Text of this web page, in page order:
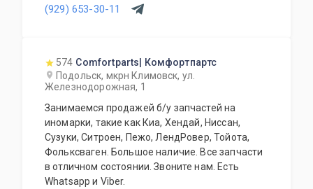
(929) 653-30-11
574 Comfortparts| Комфортпартс
Подольск, мкрн Климовск, ул.
Железнодорожная, 1
Занимаемся продажей б/у запчастей на
иномарки, такие как Киа, Хендай, Ниссан,
Сузуки, Ситроен, Пежо, ЛендРовер, Тойота,
Фольксваген. Большое наличие. Все запчасти
в отличном состоянии. Звоните нам. Есть
Whatsapp и Viber.